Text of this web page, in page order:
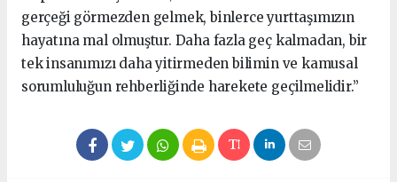
gerçeği görmezden gelmek, binlerce yurttaşımızın
hayatına mal olmuştur. Daha fazla geç kalmadan, bir
tek insanımızı daha yitirmeden bilimin ve kamusal
sorumluluğun rehberliğinde harekete geçilmelidir.”